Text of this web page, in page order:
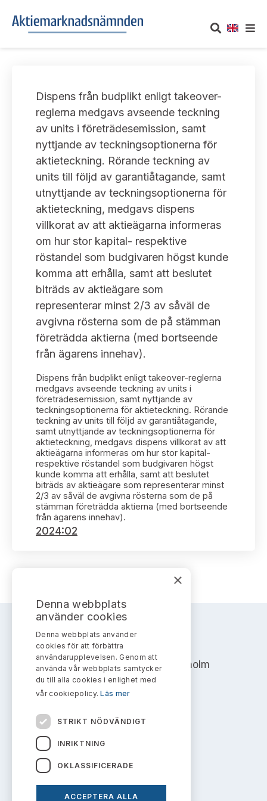
Om oss
Vårt uppdrag
Informationsgivning
Arbetssätt och jävsfrågor
Stadgar
Arbetsordning
Ledamöter
Huvudmän
Verksamhetsberättelser
Publikationer och anföranden
UTTALANDEN
Om nämndens uttalanden
Framställningar och konsultation
Uttalanden sorterade efter publiceringsdatum
Samtliga uttalanden sorterade årsvis
Uttalanden sorterade ämnesvis
Sök uttalanden
Avgifter
Prenumerera
TAKEOVER-REGLER
Takeover-regler för reglerade marknader och vissa
handelsplattformar
AKTUELLT
Nyheter och pressmeddelanden
Prenumerera
Bildarkiv
KONTAKT
Kontakt angående ansökningar och uttalanden
Kontakt administrativa ärenden
Dispens från budplikt enligt takeover-
reglerna medgavs avseende teckning
av units i företrädesemission, samt
nyttjande av teckningsoptionerna för
aktieteckning. Rörande teckning av
units till följd av garantiåtagande, samt
utnyttjande av teckningsoptionerna för
aktieteckning, medgavs dispens
villkorat av att aktieägarna informeras
om hur stor kapital- respektive
röstandel som budgivaren högst kunde
komma att erhålla, samt att beslutet
biträds av aktieägare som
representerar minst 2/3 av såväl de
avgivna rösterna som de på stämman
företrädda aktierna (med bortseende
från ägarens innehav).
Dispens från budplikt enligt takeover-reglerna
medgavs avseende teckning av units i
företrädesemission, samt nyttjande av
teckningsoptionerna för aktieteckning. Rörande
teckning av units till följd av garantiåtagande,
samt utnyttjande av teckningsoptionerna för
aktieteckning, medgavs dispens villkorat av att
aktieägarna informeras om hur stor kapital-
respektive röstandel som budgivaren högst
kunde komma att erhålla, samt att beslutet
biträds av aktieägare som representerar minst
2/3 av såväl de avgivna rösterna som de på
stämman företrädda aktierna (med bortseende
från ägarens innehav).
2024:02
AKTIEMARKNADSNÄMNDEN
Address: Box 7354, 103 90 Stockholm
info@aktiemarknadsnamnden.se
Om innehållet
Om webbplatsen
×
Denna webbplats
använder cookies
Denna webbplats använder
cookies för att förbättra
användarupplevelsen. Genom att
använda vår webbplats samtycker
du till alla cookies i enlighet med
vår cookiepolicy.Läs mer
STRIKT NÖDVÄNDIGT
INRIKTNING
OKLASSIFICERADE
ACCEPTERA ALLA